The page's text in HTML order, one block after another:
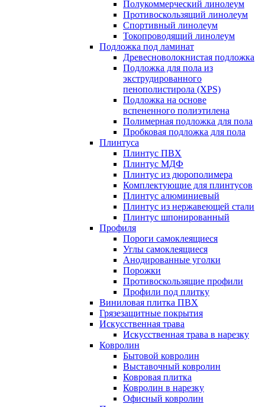
Полукоммерческий линолеум
Противоскользящий линолеум
Спортивный линолеум
Токопроводящий линолеум
Подложка под ламинат
Древесноволокнистая подложка
Подложка для пола из
экструдированного
пенополистирола (XPS)
Подложка на основе
вспененного полиэтилена
Полимерная подложка для пола
Пробковая подложка для пола
Плинтуса
Плинтус ПВХ
Плинтус МДФ
Плинтус из дюрополимера
Комплектующие для плинтусов
Плинтус алюминиевый
Плинтус из нержавеющей стали
Плинтус шпонированный
Профиля
Пороги самоклеящиеся
Углы самоклеящиеся
Анодированные уголки
Порожки
Противоскользящие профили
Профили под плитку
Виниловая плитка ПВХ
Грязезащитные покрытия
Искусственная трава
Искусственная трава в нарезку
Ковролин
Бытовой ковролин
Выставочный ковролин
Ковровая плитка
Ковролин в нарезку
Офисный ковролин